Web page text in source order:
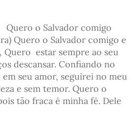
o Salvador comigo
Quero o Salvador comigo e
Quero estar sempre ao seu
descansar. Confiando no
seu amor, seguirei no meu
e sem temor. Quero o
tão fraca é minha fé. Dele